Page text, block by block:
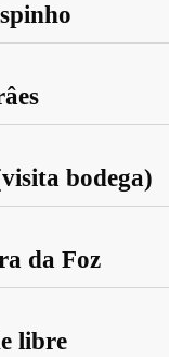
bodega)
da Foz
libre